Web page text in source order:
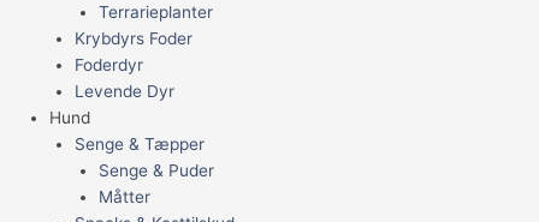
Terrarieplanter
Krybdyrs Foder
Foderdyr
Levende Dyr
Hund
Senge & Tæpper
Senge & Puder
Måtter